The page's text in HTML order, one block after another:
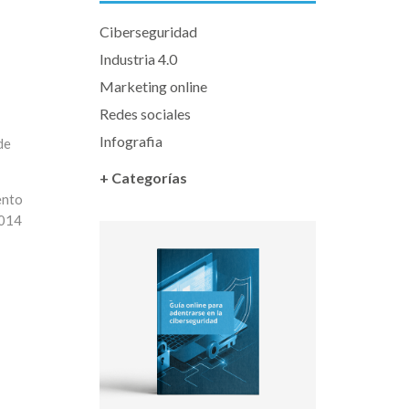
Ciberseguridad
Industria 4.0
Marketing online
Redes sociales
Infografia
+ Categorías